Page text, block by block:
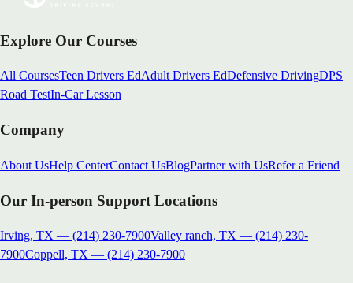
Explore Our Courses
All CoursesTeen Drivers EdAdult Drivers EdDefensive DrivingDPS
Road TestIn-Car Lesson
Company
About UsHelp CenterContact UsBlogPartner with UsRefer a Friend
Our In-person Support Locations
Irving, TX — (214) 230-7900Valley ranch, TX — (214) 230-
7900Coppell, TX — (214) 230-7900